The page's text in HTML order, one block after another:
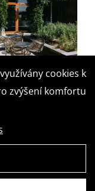
cookies k
zvýšení komfortu